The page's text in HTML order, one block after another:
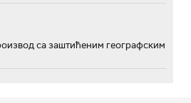
са заштићеним географским